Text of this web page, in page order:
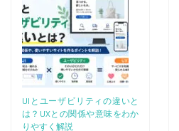
UIとユーザビリティの違いと
は？UXとの関係や意味をわか
りやすく解説